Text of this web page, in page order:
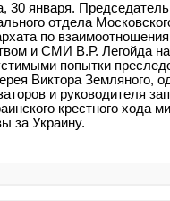
30 января. Председатель
отдела
по
и СМИ В.Р. Легойда
попытки
Виктора Земляного,
и руководителя
крестного хода
за Украину.